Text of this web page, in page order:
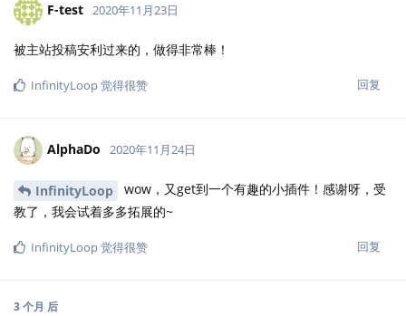
F-test 2020年11月23日
被主站投稿安利过来的，做得非常棒！
回复
InfinityLoop觉得很赞
AlphaDo 2020年11月24日
InfinityLoop
wow，又get到一个有趣的小插件！感谢呀，受
教了，我会试着多多拓展的~
回复
InfinityLoop觉得很赞
3 个月 后